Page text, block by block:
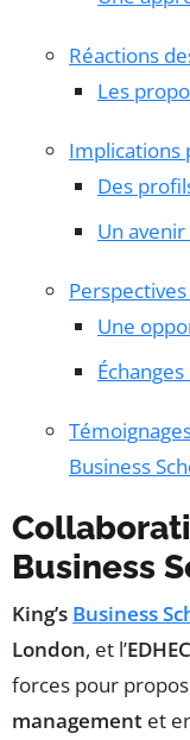
Réactions
Les
Implications
Des
Un
Une
Business
Business
King’s Business
London, et l’
forces pour
management et